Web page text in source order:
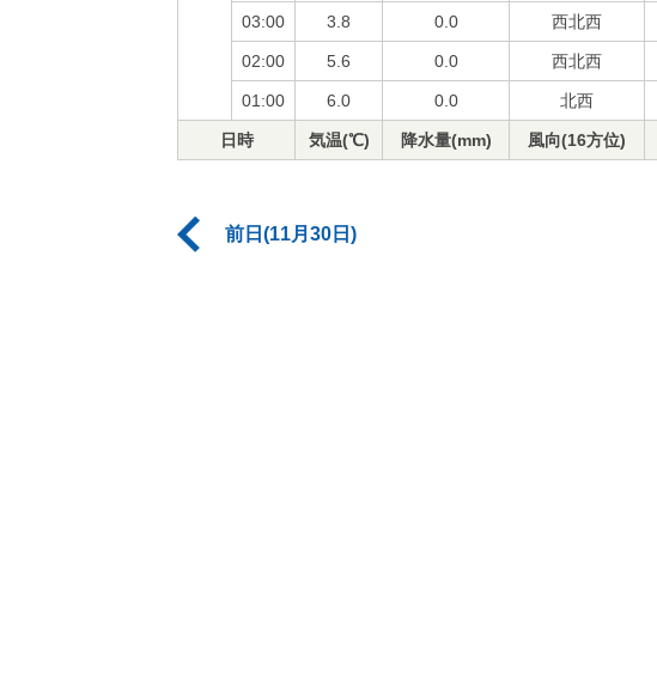
03:00 3.8 0.0 西北西
02:00 5.6 0.0 西北西
01:00 6.0 0.0 北西
日時 気温(℃) 降水量(mm) 風向(16方位)
前日(11月30日)